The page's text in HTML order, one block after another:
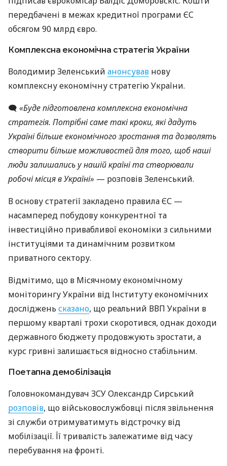
передбачені в межах кредитної програми ЄС
обсягом 90 млрд євро.
Комплексна економічна стратегія України
Володимир Зеленський анонсував нову
комплексну економічну стратегію України.
🗨️ «Буде підготовлена комплексна економічна
стратегія. Потрібні саме такі кроки, які дадуть
Україні більше економічного зростання та дозволять
створити більше можливостей для того, щоб наші
люди залишались у нашій країні та створювали
робочі місця в Україні» — розповів Зеленський.
В основу стратегії закладено правила ЄС —
насамперед побудову конкурентної та
інвестиційно привабливої економіки з сильними
інституціями та динамічним розвитком
приватного сектору.
Відмітимо, що в Місячному економічному
моніторингу України від Інституту економічних
досліджень сказано, що реальний ВВП України в
першому кварталі трохи скоротився, однак доходи
державного бюджету продовжують зростати, а
курс гривні залишається відносно стабільним.
Поетапна демобілізація
Головнокомандувач ЗСУ Олександр Сирський
розповів, що військовослужбовці після звільнення
зі служби отримуватимуть відстрочку від
мобілізації. Її тривалість залежатиме від часу
перебування на фронті.